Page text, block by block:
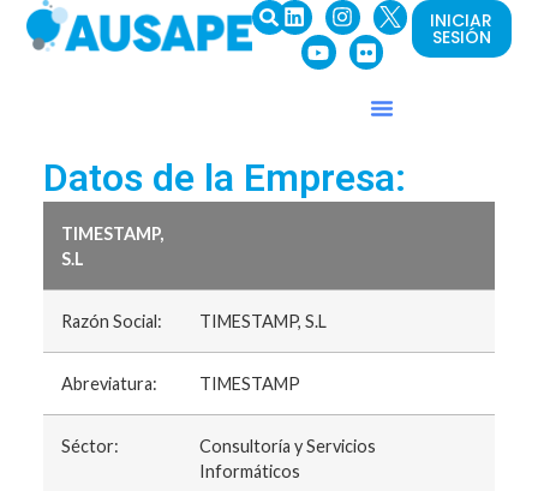
INICIAR
SESIÓN
Datos de la Empresa:
TIMESTAMP,
S.L
Razón Social: TIMESTAMP, S.L
Abreviatura: TIMESTAMP
Séctor:
Consultoría y Servicios
Informáticos